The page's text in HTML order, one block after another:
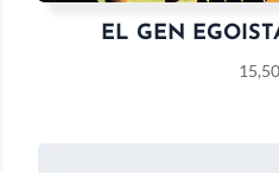
EL GEN
15,50